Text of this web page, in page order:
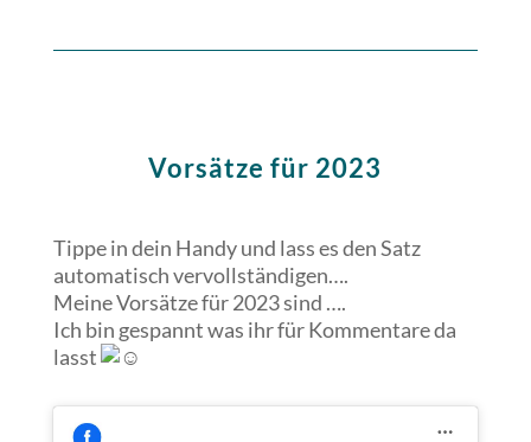
Vorsätze für 2023
Tippe in dein Handy und lass es den Satz
automatisch vervollständigen….
Meine Vorsätze für 2023 sind ….
Ich bin gespannt was ihr für Kommentare da
lasst